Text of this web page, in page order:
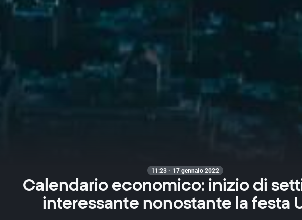
11:23 · 17 gennaio 2022
Calendario economico: inizio di
interessante nonostante la festa